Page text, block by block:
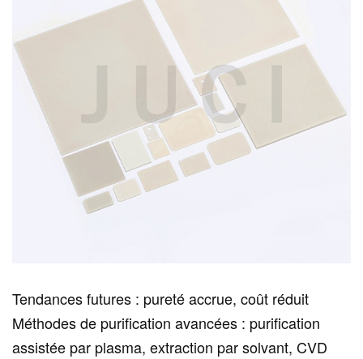
Tendances futures : pureté accrue, coût réduit
Méthodes de purification avancées : purification
assistée par plasma, extraction par solvant, CVD